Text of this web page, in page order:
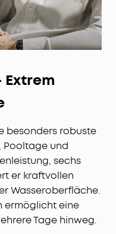
Extrem
besonders robuste
Pooltage und
sechs
er kraftvollen
Wasseroberfläche.
ermöglicht eine
Tage hinweg.